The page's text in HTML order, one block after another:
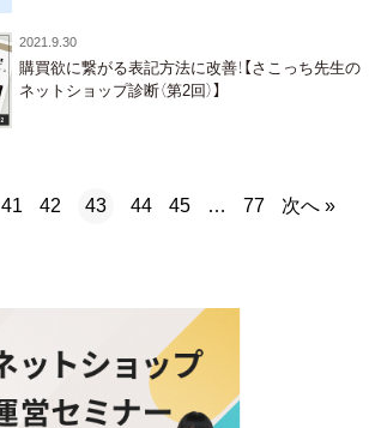
2021.9.30
購買欲に繋がる表記方法に改善！【さこっち先生の
ネットショップ診断（第2回）】
41 42 43 44 45 … 77 次へ »